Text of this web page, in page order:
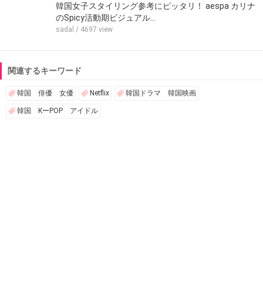
韓国女子スタイリング参考にピッタリ！ aespa カリナ
のSpicy活動期ビジュアル…
sadal / 4697 view
関連するキーワード
韓国 俳優 女優 Netflix 韓国ドラマ 韓国映画
韓国 KーPOP アイドル